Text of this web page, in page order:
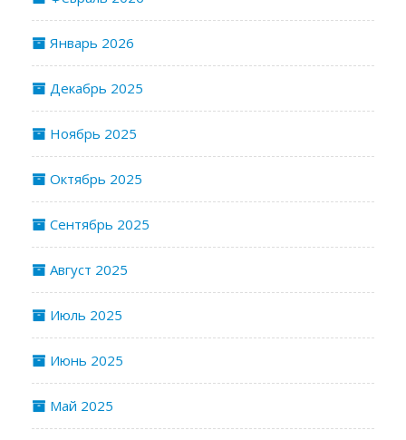
Январь 2026
Декабрь 2025
Ноябрь 2025
Октябрь 2025
Сентябрь 2025
Август 2025
Июль 2025
Июнь 2025
Май 2025